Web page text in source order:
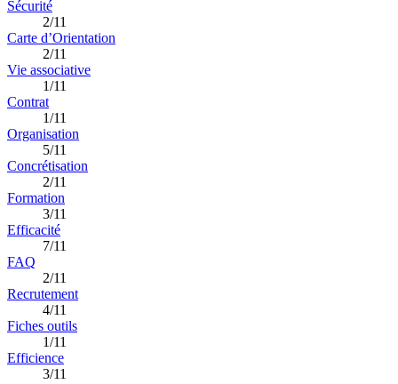
Sécurité
2/11
Carte d’Orientation
2/11
Vie associative
1/11
Contrat
1/11
Organisation
5/11
Concrétisation
2/11
Formation
3/11
Efficacité
7/11
FAQ
2/11
Recrutement
4/11
Fiches outils
1/11
Efficience
3/11